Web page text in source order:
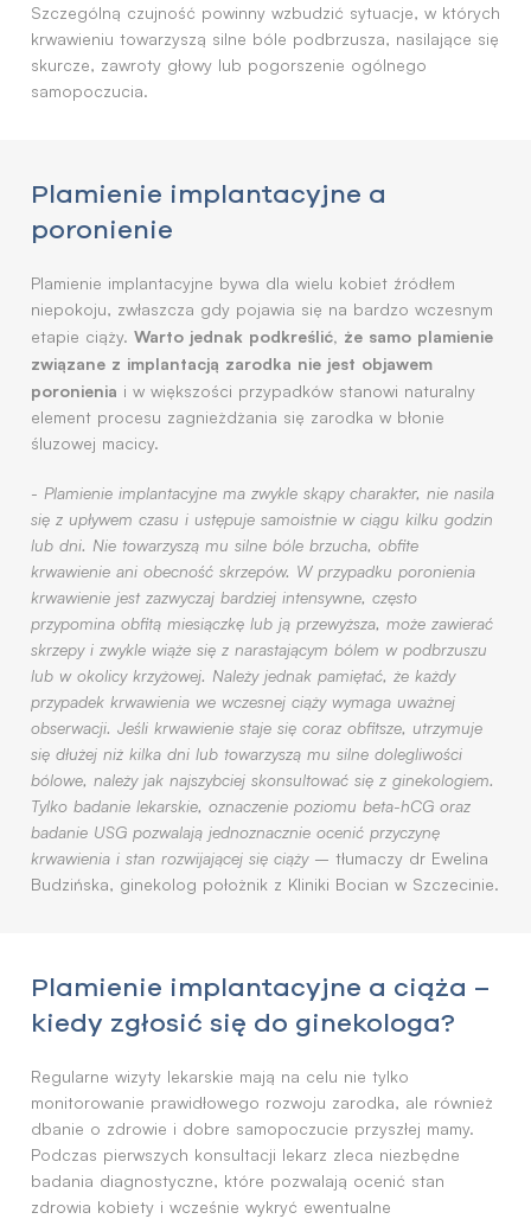
Szczególną czujność powinny wzbudzić sytuacje, w których
krwawieniu towarzyszą silne bóle podbrzusza, nasilające się
skurcze, zawroty głowy lub pogorszenie ogólnego
samopoczucia.
Plamienie implantacyjne a
poronienie
Plamienie implantacyjne bywa dla wielu kobiet źródłem
niepokoju, zwłaszcza gdy pojawia się na bardzo wczesnym
etapie ciąży. Warto jednak podkreślić, że samo plamienie
związane z implantacją zarodka nie jest objawem
poronienia i w większości przypadków stanowi naturalny
element procesu zagnieżdżania się zarodka w błonie
śluzowej macicy.
- Plamienie implantacyjne ma zwykle skąpy charakter, nie nasila
się z upływem czasu i ustępuje samoistnie w ciągu kilku godzin
lub dni. Nie towarzyszą mu silne bóle brzucha, obfite
krwawienie ani obecność skrzepów. W przypadku poronienia
krwawienie jest zazwyczaj bardziej intensywne, często
przypomina obfitą miesiączkę lub ją przewyższa, może zawierać
skrzepy i zwykle wiąże się z narastającym bólem w podbrzuszu
lub w okolicy krzyżowej. Należy jednak pamiętać, że każdy
przypadek krwawienia we wczesnej ciąży wymaga uważnej
obserwacji. Jeśli krwawienie staje się coraz obfitsze, utrzymuje
się dłużej niż kilka dni lub towarzyszą mu silne dolegliwości
bólowe, należy jak najszybciej skonsultować się z ginekologiem.
Tylko badanie lekarskie, oznaczenie poziomu beta-hCG oraz
badanie USG pozwalają jednoznacznie ocenić przyczynę
krwawienia i stan rozwijającej się ciąży– tłumaczy dr Ewelina
Budzińska, ginekolog położnik z Kliniki Bocian w Szczecinie.
Plamienie implantacyjne a ciąża –
kiedy zgłosić się do ginekologa?
Regularne wizyty lekarskie mają na celu nie tylko
monitorowanie prawidłowego rozwoju zarodka, ale również
dbanie o zdrowie i dobre samopoczucie przyszłej mamy.
Podczas pierwszych konsultacji lekarz zleca niezbędne
badania diagnostyczne, które pozwalają ocenić stan
zdrowia kobiety i wcześnie wykryć ewentualne